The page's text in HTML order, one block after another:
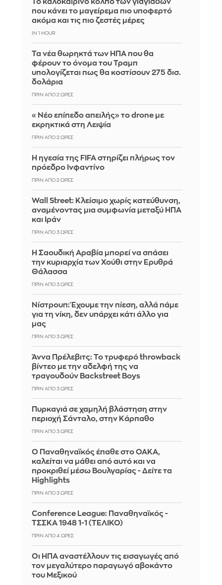
Το καλοκαιρινό κόλπο των γιαγιάδων
που κάνει το μαγείρεμα πιο υποφερτό
ακόμα και τις πιο ζεστές μέρες
IN 1 HOUR
Τα νέα θωρηκτά των ΗΠΑ που θα
φέρουν το όνομα του Τραμπ
υπολογίζεται πως θα κοστίσουν 275 δισ.
δολάρια
ΠΡΙΝ ΑΠΌ 2 ΏΡΕΣ
«Νέο επίπεδο απειλής» το drone με
εκρηκτικά στη Λειψία
ΠΡΙΝ ΑΠΌ 2 ΏΡΕΣ
Η ηγεσία της FIFA στηρίζει πλήρως τον
πρόεδρο Ινφαντίνο
ΠΡΙΝ ΑΠΌ 2 ΏΡΕΣ
Wall Street: Κλείσιμο χωρίς κατεύθυνση,
αναμένοντας μια συμφωνία μεταξύ ΗΠΑ
και Ιράν
ΠΡΙΝ ΑΠΌ 3 ΏΡΕΣ
Η Σαουδική Αραβία μπορεί να σπάσει
την κυριαρχία των Χούθι στην Ερυθρά
Θάλασσα
ΠΡΙΝ ΑΠΌ 3 ΏΡΕΣ
Νίστρουπ: Έχουμε την πίεση, αλλά πάμε
για τη νίκη, δεν υπάρχει κάτι άλλο για
μας
ΠΡΙΝ ΑΠΌ 3 ΏΡΕΣ
Άννα Πρέλεβιτς: Το τρυφερό throwback
βίντεο με την αδελφή της να
τραγουδούν Backstreet Boys
ΠΡΙΝ ΑΠΌ 3 ΏΡΕΣ
Πυρκαγιά σε χαμηλή βλάστηση στην
περιοχή Σάνταλο, στην Κάρπαθο
ΠΡΙΝ ΑΠΌ 3 ΏΡΕΣ
Ο Παναθηναϊκός έπαθε στο ΟΑΚΑ,
καλείται να μάθει από αυτό και να
προκριθεί μέσω Βουλγαρίας - Δείτε τα
Highlights
ΠΡΙΝ ΑΠΌ 3 ΏΡΕΣ
Conference League: Παναθηναϊκός -
ΤΣΣΚΑ 1948 1-1 (ΤΕΛΙΚΟ)
ΠΡΙΝ ΑΠΌ 4 ΏΡΕΣ
Οι ΗΠΑ αναστέλλουν τις εισαγωγές από
τον μεγαλύτερο παραγωγό αβοκάντο
του Μεξικού